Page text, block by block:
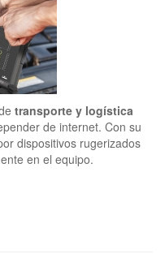
transporte y logística
de internet. Con su
dispositivos rugerizados
en el equipo.